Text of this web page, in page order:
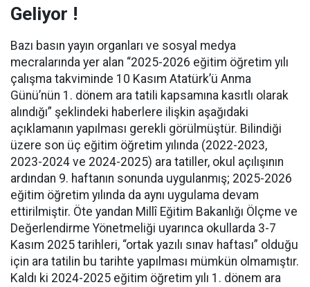
Geliyor !
Bazı basın yayın organları ve sosyal medya
mecralarında yer alan “2025-2026 eğitim öğretim yılı
çalışma takviminde 10 Kasım Atatürk’ü Anma
Günü’nün 1. dönem ara tatili kapsamına kasıtlı olarak
alındığı” şeklindeki haberlere ilişkin aşağıdaki
açıklamanın yapılması gerekli görülmüştür. Bilindiği
üzere son üç eğitim öğretim yılında (2022-2023,
2023-2024 ve 2024-2025) ara tatiller, okul açılışının
ardından 9. haftanın sonunda uygulanmış; 2025-2026
eğitim öğretim yılında da aynı uygulama devam
ettirilmiştir. Öte yandan Millî Eğitim Bakanlığı Ölçme ve
Değerlendirme Yönetmeliği uyarınca okullarda 3-7
Kasım 2025 tarihleri, “ortak yazılı sınav haftası” olduğu
için ara tatilin bu tarihte yapılması mümkün olmamıştır.
Kaldı ki 2024-2025 eğitim öğretim yılı 1. dönem ara